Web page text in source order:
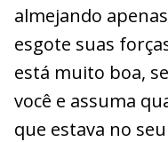
almejando
esgote suas
está muito boa,
você e assuma
que estava no